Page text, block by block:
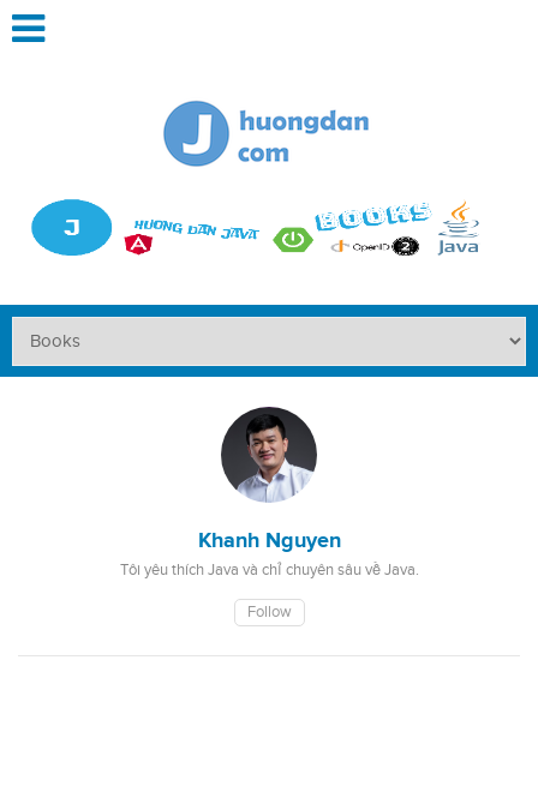
Khanh Nguyen
Tôi yêu thích Java và chỉ chuyên sâu về Java.
Follow